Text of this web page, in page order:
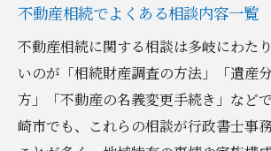
不動産相続でよくある相談内容一覧
不動産相続に関する相談は多岐にわた
いのが「相続財産調査の方法」「遺産
方」「不動産の名義変更手続き」など
崎市でも、これらの相談が行政書士事